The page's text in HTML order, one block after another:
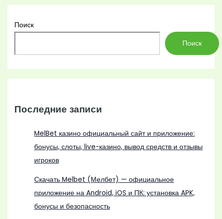
Поиск
Поиск
Последние записи
MelBet казино официальный сайт и приложение:
бонусы, слоты, live-казино, вывод средств и отзывы
игроков
Скачать Melbet (Мелбет) — официальное
приложение на Android, iOS и ПК: установка APK,
бонусы и безопасность